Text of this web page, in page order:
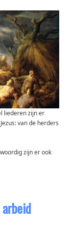
liederen zijn er
van de herders
zijn er ook